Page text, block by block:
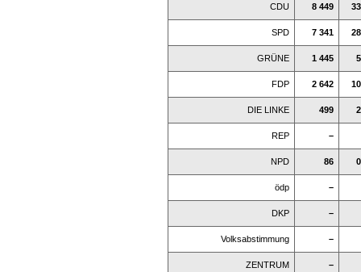
CDU 8 449
SPD 7 341
GRÜNE 1 445
FDP 2 642
DIE LINKE 499
REP –
NPD 86
ödp –
DKP –
Volksabstimmung –
ZENTRUM –